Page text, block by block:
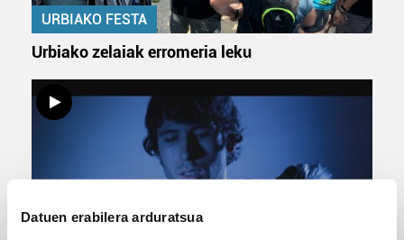
Datuen erabilera arduratsua
URBIAKO FESTA
Urbiako zelaiak erromeria leku